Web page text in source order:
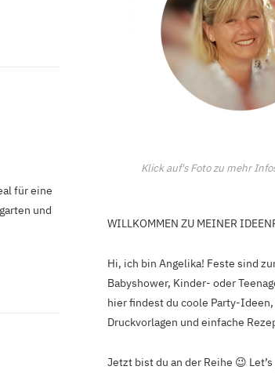
für eine
und
Klick auf's Foto zu mehr
WILLKOMMEN ZU MEINER
Hi, ich bin Angelika! Feste sind
Babyshower, Kinder- oder
hier findest du coole Party-Ideen,
Druckvorlagen und einfache
Jetzt bist du an der Reihe 😉